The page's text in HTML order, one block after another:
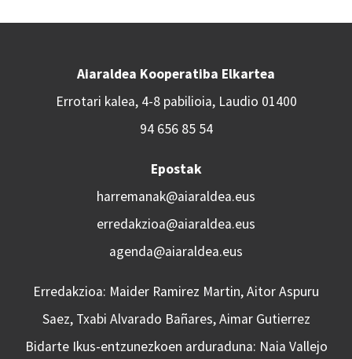
Aiaraldea Kooperatiba Elkartea
Errotari kalea, 4-8 pabilioia, Laudio 01400
94 656 85 54
Epostak
harremanak@aiaraldea.eus
erredakzioa@aiaraldea.eus
agenda@aiaraldea.eus
Erredakzioa: Maider Ramirez Martin, Aitor Aspuru
Saez, Txabi Alvarado Bañares, Aimar Gutierrez
Bidarte Ikus-entzunezkoen arduraduna: Naia Vallejo